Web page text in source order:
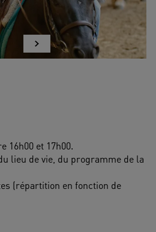
16h00 et 17h00.
lieu de vie, du programme de la
(répartition en fonction de